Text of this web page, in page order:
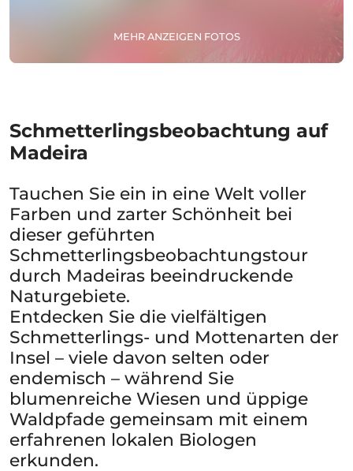
MEHR ANZEIGEN FOTOS
Schmetterlingsbeobachtung auf
Madeira
Tauchen Sie ein in eine Welt voller
Farben und zarter Schönheit bei
dieser geführten
Schmetterlingsbeobachtungstour
durch Madeiras beeindruckende
Naturgebiete.
Entdecken Sie die vielfältigen
Schmetterlings- und Mottenarten der
Insel – viele davon selten oder
endemisch – während Sie
blumenreiche Wiesen und üppige
Waldpfade gemeinsam mit einem
erfahrenen lokalen Biologen
erkunden.